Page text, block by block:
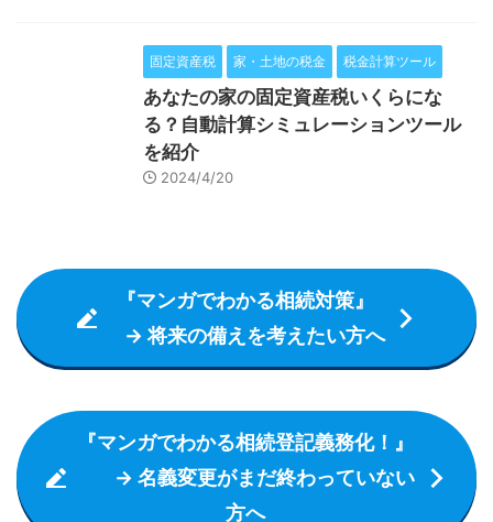
固定資産税 家・土地の税金 税金計算ツール
あなたの家の固定資産税いくらにな
る？自動計算シミュレーションツール
を紹介
2024/4/20
『マンガでわかる相続対策』
→ 将来の備えを考えたい方へ
『マンガでわかる相続登記義務化！』
→ 名義変更がまだ終わっていない
方へ